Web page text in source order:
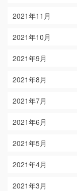
2021年11月
2021年10月
2021年9月
2021年8月
2021年7月
2021年6月
2021年5月
2021年4月
2021年3月